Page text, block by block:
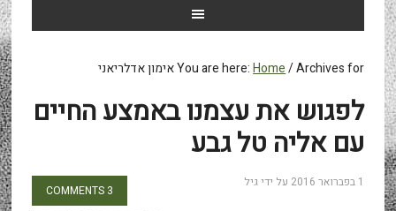
You are here:Home/Archives for אימון אדלריאני
לפגוש את עצמנו באמצע החיים
עם אליה טל גבע
1 בפברואר 2016 על ידיגיל
3 COMMENTS